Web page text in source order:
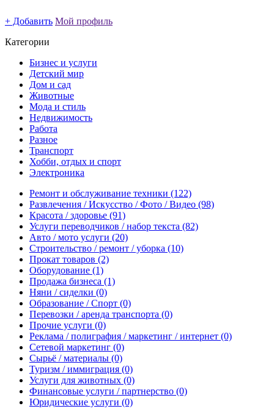
+ Добавить Мой профиль
Категории
Бизнес и услуги
Детский мир
Дом и сад
Животные
Мода и стиль
Недвижимость
Работа
Разное
Транспорт
Хобби, отдых и спорт
Электроника
Ремонт и обслуживание техники (122)
Развлечения / Искусство / Фото / Видео (98)
Красота / здоровье (91)
Услуги переводчиков / набор текста (82)
Авто / мото услуги (20)
Строительство / ремонт / уборка (10)
Прокат товаров (2)
Оборудование (1)
Продажа бизнеса (1)
Няни / сиделки (0)
Образование / Спорт (0)
Перевозки / аренда транспорта (0)
Прочие услуги (0)
Реклама / полиграфия / маркетинг / интернет (0)
Сетевой маркетинг (0)
Сырьё / материалы (0)
Туризм / иммиграция (0)
Услуги для животных (0)
Финансовые услуги / партнерство (0)
Юридические услуги (0)